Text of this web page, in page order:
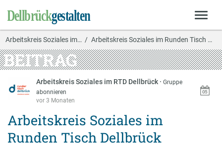
Arbeitskreis Soziales im… Arbeitskreis Soziales im Runden Tisch Dellbrück
BEITRAG
Arbeitskreis Soziales im RTD Dellbrück ·Gruppe
abonnieren
vor 3 Monaten
Arbeitskreis Soziales im
Runden Tisch Dellbrück